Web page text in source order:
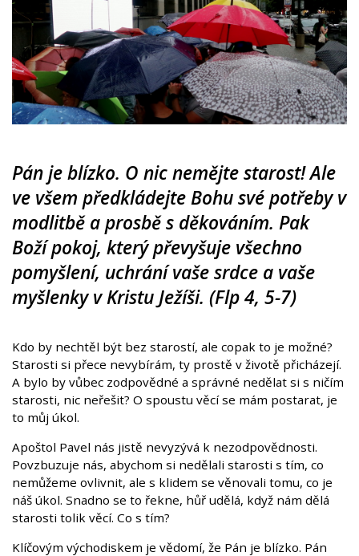
Pán je blízko. O nic nemějte starost! Ale
ve všem předkládejte Bohu své potřeby v
modlitbě a prosbě s děkováním. Pak
Boží pokoj, který převyšuje všechno
pomyšlení, uchrání vaše srdce a vaše
myšlenky v Kristu Ježíši. (Flp 4, 5-7)
Kdo by nechtěl být bez starostí, ale copak to je možné?
Starosti si přece nevybírám, ty prostě v životě přicházejí.
A bylo by vůbec zodpovědné a správné nedělat si s ničím
starosti, nic neřešit? O spoustu věcí se mám postarat, je
to můj úkol.
Apoštol Pavel nás jistě nevyzývá k nezodpovědnosti.
Povzbuzuje nás, abychom si nedělali starosti s tím, co
nemůžeme ovlivnit, ale s klidem se věnovali tomu, co je
náš úkol. Snadno se to řekne, hůř udělá, když nám dělá
starosti tolik věcí. Co s tím?
Klíčovým východiskem je vědomí, že Pán je blízko. Pán